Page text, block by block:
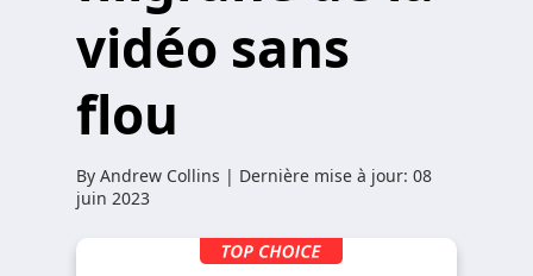
vidéo sans
flou
By Andrew Collins | Dernière mise à jour: 08
juin 2023